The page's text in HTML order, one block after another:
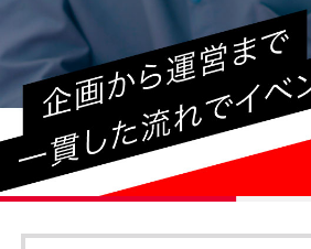
#サステナブルな取り組み
#リクルート
運営会社 プライバシ